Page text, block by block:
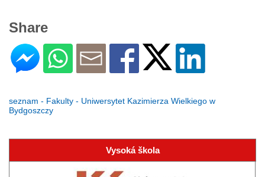
Share
seznam - Fakulty - Uniwersytet Kazimierza Wielkiego w
Bydgoszczy
Vysoká škola